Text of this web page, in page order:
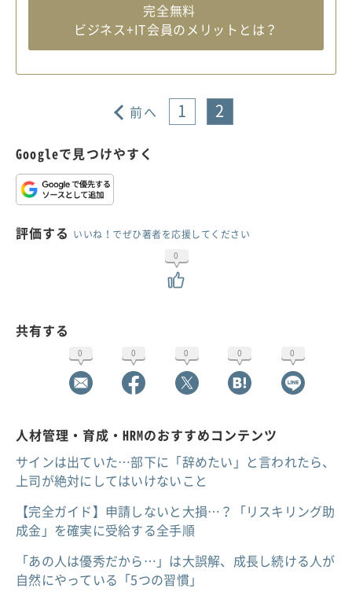
完全無料
ビジネス+IT会員のメリットとは？
前へ 1 2
Googleで見つけやすく
評価する いいね！でぜひ著者を応援してください
0
共有する
0 0 0 0 0
人材管理・育成・HRMのおすすめコンテンツ
サインは出ていた…部下に「辞めたい」と言われたら、
上司が絶対にしてはいけないこと
【完全ガイド】申請しないと大損…？「リスキリング助
成金」を確実に受給する全手順
「あの人は優秀だから…」は大誤解、成長し続ける人が
自然にやっている「5つの習慣」